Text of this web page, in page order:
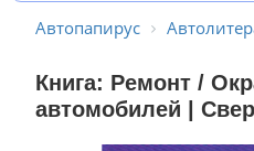
Автопапирус
Книга: Ремонт /
автомобилей |